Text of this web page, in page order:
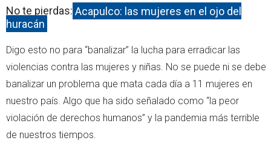
No te pierdas: Acapulco: las mujeres en el ojo del
huracán
Digo esto no para “banalizar” la lucha para erradicar las
violencias contra las mujeres y niñas. No se puede ni se debe
banalizar un problema que mata cada día a 11 mujeres en
nuestro país. Algo que ha sido señalado como “la peor
violación de derechos humanos” y la pandemia más terrible
de nuestros tiempos.